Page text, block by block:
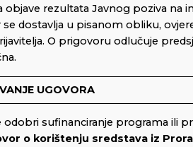
objave rezultata Javnog poziva na
se dostavlja u pisanom obliku,
O prigovoru odlučuje
UGOVORA
odobri sufinanciranje programa ili
o korištenju sredstava iz